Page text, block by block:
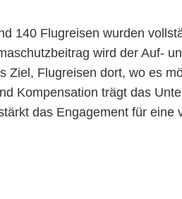
140 Flugreisen wurden
wird der Auf-
Flugreisen dort, wo es
Kompensation trägt das
das Engagement für eine